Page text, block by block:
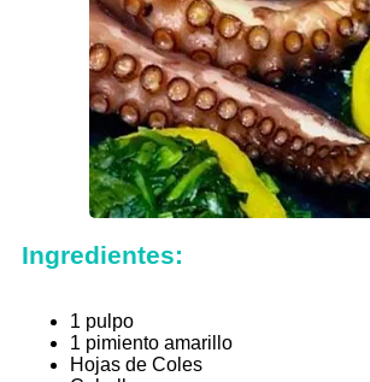
Ingredientes:
1 pulpo
1 pimiento amarillo
Hojas de Coles